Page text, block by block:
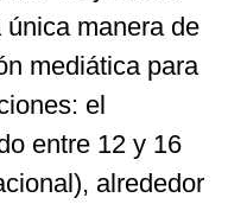
manera de
mediática para
el
entre 12 y 16
alrededor